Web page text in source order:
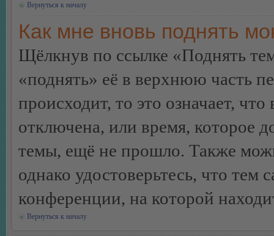
Вернуться к началу
Как мне вновь поднять
Щёлкнув по ссылке «Поднять
«поднять» её в верхнюю часть
происходит, то это означает,
отключена, или время, которое
темы, ещё не прошло. Также
однако удостоверьтесь, что
конференции, на которой
Вернуться к началу